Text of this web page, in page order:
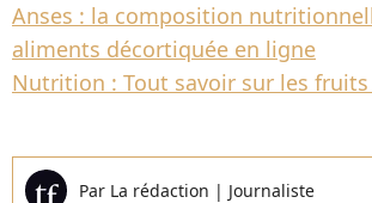
Anses : la composition
aliments décortiquée en ligne
Nutrition : Tout savoir sur les fruits
Par La rédaction | Journaliste